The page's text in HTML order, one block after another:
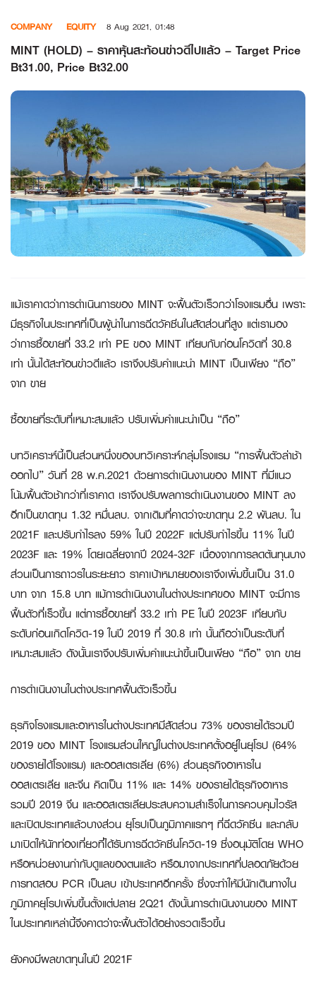
content
COMPANY EQUITY 8 Aug 2021, 01:48
MINT (HOLD) – ราคาหุ้นสะท้อนข่าวดีไปแล้ว – Target Price
Bt31.00, Price Bt32.00
แม้เราคาดว่าการดำเนินการของ MINT จะฟื้นตัวเร็วกว่าโรงแรมอื่น เพราะ
มีธุรกิจในประเทศที่เป็นผู้นำในการฉีดวัคซีนในสัดส่วนที่สูง แต่เรามอง
ว่าการซื้อขายที่ 33.2 เท่า PE ของ MINT เทียบกับก่อนโควิดที่ 30.8
เท่า นั้นได้สะท้อนข่าวดีแล้ว เราจึงปรับคำแนะนำ MINT เป็นเพียง “ถือ”
จาก ขาย
ซื้อขายที่ระดับที่เหมาะสมแล้ว ปรับเพิ่มคำแนะนำเป็น “ถือ”
บทวิเคราะห์นี้เป็นส่วนหนึ่งของบทวิเคราะห์กลุ่มโรงแรม “การฟื้นตัวล่าช้า
ออกไป” วันที่ 28 พ.ค.2021 ด้วยการดำเนินงานของ MINT ที่มีแนว
โน้มฟื้นตัวช้ากว่าที่เราคาด เราจึงปรับผลการดำเนินงานของ MINT ลง
อีกเป็นขาดทุน 1.32 หมื่นลบ. จากเดิมที่คาดว่าจะขาดทุน 2.2 พันลบ. ใน
2021F และปรับกำไรลง 59% ในปี 2022F แต่ปรับกำไรขึ้น 11% ในปี
2023F และ 19% โดยเฉลี่ยจากปี 2024-32F เนื่องจากการลดต้นทุนบาง
ส่วนเป็นการถาวรในระยะยาว ราคาเป้าหมายของเราจึงเพิ่มขึ้นเป็น 31.0
บาท จาก 15.8 บาท แม้การดำเนินงานในต่างประเทศของ MINT จะมีการ
ฟื้นตัวที่เร็วขึ้น แต่การซื้อขายที่ 33.2 เท่า PE ในปี 2023F เทียบกับ
ระดับก่อนเกิดโควิด-19 ในปี 2019 ที่ 30.8 เท่า นั้นถือว่าเป็นระดับที่
เหมาะสมแล้ว ดังนั้นเราจึงปรับเพิ่มคำแนะนำขึ้นเป็นเพียง “ถือ” จาก ขาย
การดำเนินงานในต่างประเทศฟื้นตัวเร็วขึ้น
ธุรกิจโรงแรมและอาหารในต่างประเทศมีสัดส่วน 73% ของรายได้รวมปี
2019 ของ MINT โรงแรมส่วนใหญ่ในต่างประเทศตั้งอยู่ในยุโรป (64%
ของรายได้โรงแรม) และออสเตรเลีย (6%) ส่วนธุรกิจอาหารใน
ออสเตรเลีย และจีน คิดเป็น 11% และ 14% ของรายได้ธุรกิจอาหาร
รวมปี 2019 จีน และออสเตรเลียประสบความสำเร็จในการควบคุมไวรัส
และเปิดประเทศแล้วบางส่วน ยุโรปเป็นภูมิภาคแรกๆ ที่ฉีดวัคซีน และกลับ
มาเปิดให้นักท่องเที่ยวที่ได้รับการฉีดวัคซีนโควิด-19 ซึ่งอนุมัติโดย WHO
หรือหน่วยงานกำกับดูแลของตนแล้ว หรือมาจากประเทศที่ปลอดภัยด้วย
การทดสอบ PCR เป็นลบ เข้าประเทศอีกครั้ง ซึ่งจะทำให้มีนักเดินทางใน
ภูมิภาคยุโรปเพิ่มขึ้นตั้งแต่ปลาย 2Q21 ดังนั้นการดำเนินงานของ MINT
ในประเทศเหล่านี้จึงคาดว่าจะฟื้นตัวได้อย่างรวดเร็วขึ้น
ยังคงมีผลขาดทุนในปี 2021F